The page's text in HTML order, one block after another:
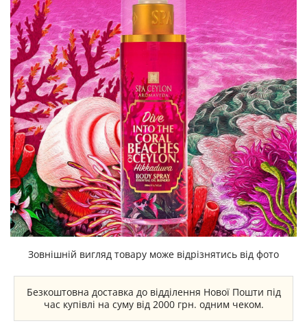
Зовнішній вигляд товару може відрізнятись від фото
Безкоштовна доставка до відділення Нової Пошти під
час купівлі на суму від 2000 грн. одним чеком.